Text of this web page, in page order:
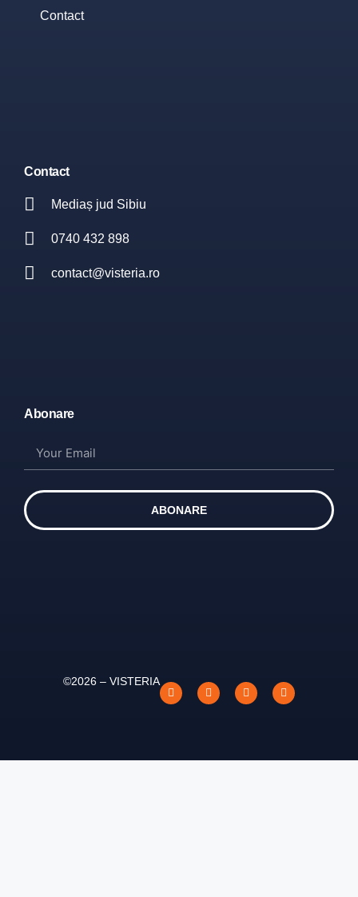
Contact
Contact
Mediaș jud Sibiu
0740 432 898
contact@visteria.ro
Abonare
ABONARE
©2026 – VISTERIA